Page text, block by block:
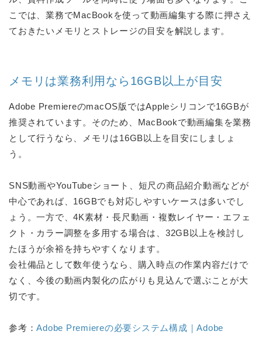
こでは、業務でMacBookを使って動画編集する際に押さえ
ておきたいメモリとストレージの目安を解説します。
メモリは業務利用なら16GB以上が目安
Adobe PremiereのmacOS版ではAppleシリコンで16GBが
推奨されています。そのため、MacBookで動画編集を業務
として行うなら、メモリは16GB以上を目安にしましょ
う。
SNS動画やYouTubeショート、短尺の商品紹介動画などが
中心であれば、16GBでも対応しやすいケースは多いでし
ょう。一方で、4K素材・長尺動画・複数レイヤー・エフェ
クト・カラー調整を多用する場合は、32GB以上を検討し
たほうが余裕を持ちやすくなります。
会社備品として数年使うなら、購入時点の作業内容だけで
なく、今後の動画内製化の広がりも見込んで選ぶことが大
切です。
参考：Adobe Premiereの必要システム構成｜Adobe